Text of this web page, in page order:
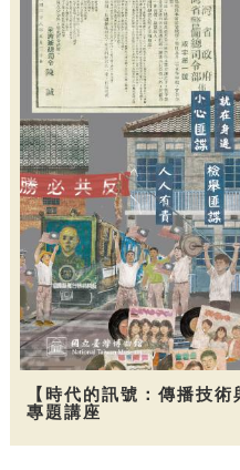
【時代的訊號：傳播技
專題講座